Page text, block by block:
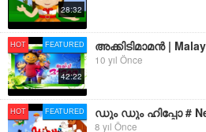
28:32
HOT FEATURED
42:22
10 yıl Önce
HOT FEATURED
8 yıl Önce